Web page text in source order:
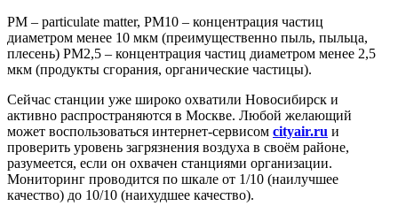
РМ – particulate matter, PM10 – концентрация частиц
диаметром менее 10 мкм (преимущественно пыль, пыльца,
плесень) PM2,5 – концентрация частиц диаметром менее 2,5
мкм (продукты сгорания, органические частицы).
Сейчас станции уже широко охватили Новосибирск и
активно распространяются в Москве. Любой желающий
может воспользоваться интернет-сервисом cityair.ru и
проверить уровень загрязнения воздуха в своём районе,
разумеется, если он охвачен станциями организации.
Мониторинг проводится по шкале от 1/10 (наилучшее
качество) до 10/10 (наихудшее качество).